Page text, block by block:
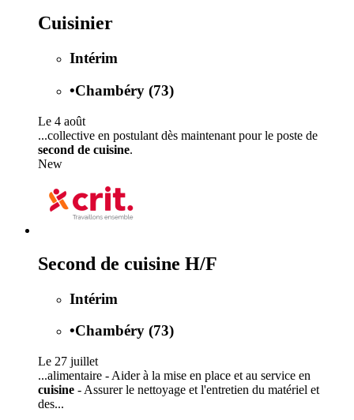
Cuisinier
Intérim
•Chambéry (73)
Le 4 août
...collective en postulant dès maintenant pour le poste de
second de cuisine.
New
Second de cuisine H/F
Intérim
•Chambéry (73)
Le 27 juillet
...alimentaire - Aider à la mise en place et au service en
cuisine - Assurer le nettoyage et l'entretien du matériel et
des...